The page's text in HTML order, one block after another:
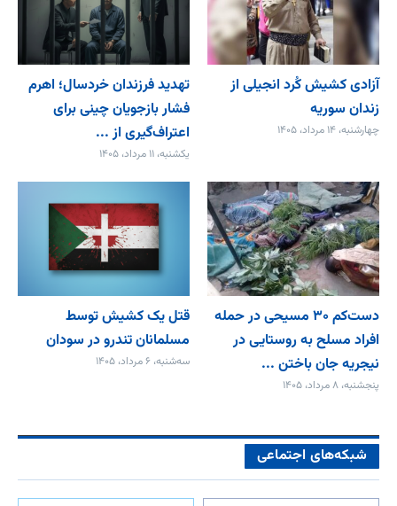
آزادی کشیش کُرد انجیلی از
زندان سوریه
چهارشنبه، ۱۴ مرداد، ۱۴۰۵
تهدید فرزندان خردسال؛ اهرم
فشار بازجویان چینی برای
اعتراف‌گیری از ...
یکشنبه، ۱۱ مرداد، ۱۴۰۵
دست‌کم ۳۰ مسیحی در حمله
افراد مسلح به روستایی در
نیجریه جان باختن ...
پنجشنبه، ۸ مرداد، ۱۴۰۵
قتل یک کشیش توسط
مسلمانان تندرو در سودان
سه‌شنبه، ۶ مرداد، ۱۴۰۵
شبکه‌های اجتماعی